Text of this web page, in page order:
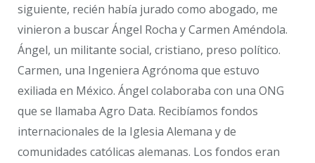
siguiente, recién había jurado como abogado, me
vinieron a buscar Ángel Rocha y Carmen Améndola.
Ángel, un militante social, cristiano, preso político.
Carmen, una Ingeniera Agrónoma que estuvo
exiliada en México. Ángel colaboraba con una ONG
que se llamaba Agro Data. Recibíamos fondos
internacionales de la Iglesia Alemana y de
comunidades católicas alemanas. Los fondos eran